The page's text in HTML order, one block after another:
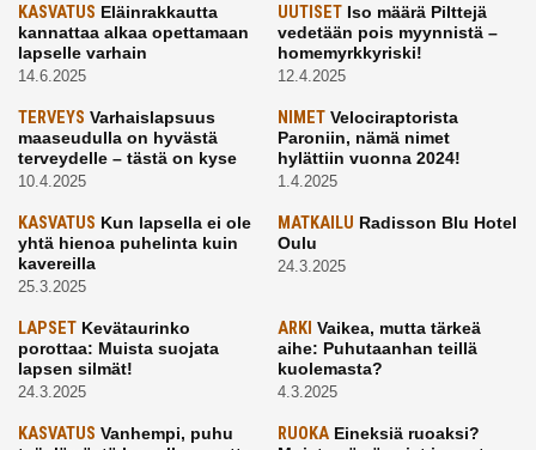
KASVATUS Eläinrakkautta
kannattaa alkaa opettamaan
lapselle varhain
14.6.2025
UUTISETIso määrä Pilttejä
vedetään pois myynnistä –
homemyrkkyriski!
12.4.2025
TERVEYS Varhaislapsuus
maaseudulla on hyvästä
terveydelle – tästä on kyse
10.4.2025
NIMETVelociraptorista
Paroniin, nämä nimet
hylättiin vuonna 2024!
1.4.2025
KASVATUS Kun lapsella ei ole
yhtä hienoa puhelinta kuin
kavereilla
25.3.2025
MATKAILU Radisson Blu Hotel
Oulu
24.3.2025
LAPSET Kevätaurinko
porottaa: Muista suojata
lapsen silmät!
24.3.2025
ARKI Vaikea, mutta tärkeä
aihe: Puhutaanhan teillä
kuolemasta?
4.3.2025
KASVATUS Vanhempi, puhu
RUOKAEineksiä ruoaksi?